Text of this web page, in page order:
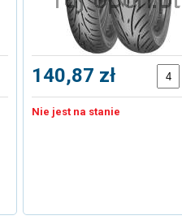
140,87 zł
Nie jest na stanie